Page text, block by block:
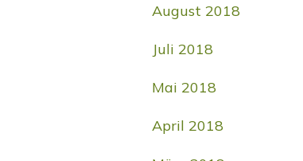
August 2018
Juli 2018
Mai 2018
April 2018